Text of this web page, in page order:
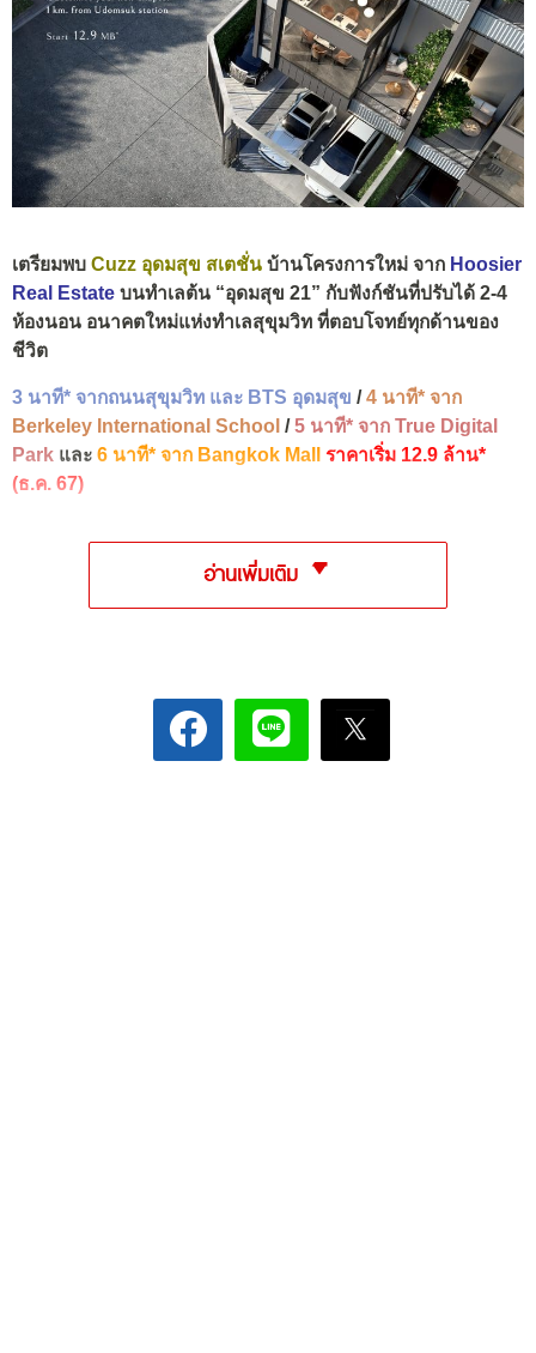
เตรียมพบ Cuzz อุดมสุข สเตชั่น บ้านโครงการใหม่ จาก Hoosier
Real Estate บนทำเลต้น “อุดมสุข 21” กับฟังก์ชันที่ปรับได้ 2-4
ห้องนอน อนาคตใหม่แห่งทำเลสุขุมวิท ที่ตอบโจทย์ทุกด้านของ
ชีวิต
3 นาที* จากถนนสุขุมวิท และ BTS อุดมสุข / 4 นาที* จาก
Berkeley International School / 5 นาที* จาก True Digital
Park และ 6 นาที* จาก Bangkok Mall ราคาเริ่ม 12.9 ล้าน*
(ธ.ค. 67)
อ่านเพิ่มเติม